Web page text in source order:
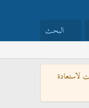
البحث
لاستعادة